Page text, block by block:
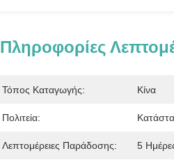
Πληροφορίες
Τόπος Καταγωγής: Κίνα
Πολιτεία:
Λεπτομέρειες Παράδοσης: 5